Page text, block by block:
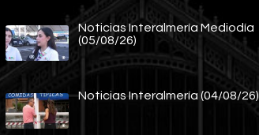
Noticias Interalmería Mediodía
(05/08/26)
Noticias Interalmería (04/08/26)